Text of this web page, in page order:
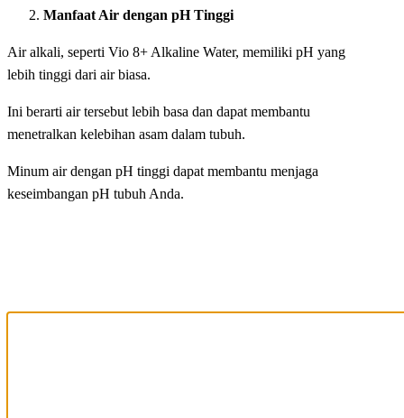
Manfaat Air dengan pH Tinggi
Air alkali, seperti Vio 8+ Alkaline Water, memiliki pH yang
lebih tinggi dari air biasa.
Ini berarti air tersebut lebih basa dan dapat membantu
menetralkan kelebihan asam dalam tubuh.
Minum air dengan pH tinggi dapat membantu menjaga
keseimbangan pH tubuh Anda.